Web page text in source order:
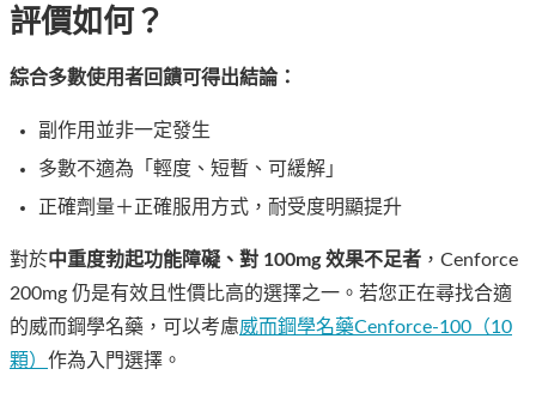
評價如何？
綜合多數使用者回饋可得出結論：
副作用並非一定發生
多數不適為「輕度、短暫、可緩解」
正確劑量＋正確服用方式，耐受度明顯提升
對於中重度勃起功能障礙、對 100mg 效果不足者 ，Cenforce
200mg 仍是有效且性價比高的選擇之一。若您正在尋找合適
的威而鋼學名藥，可以考慮威而鋼學名藥Cenforce-100（10
顆） 作為入門選擇。